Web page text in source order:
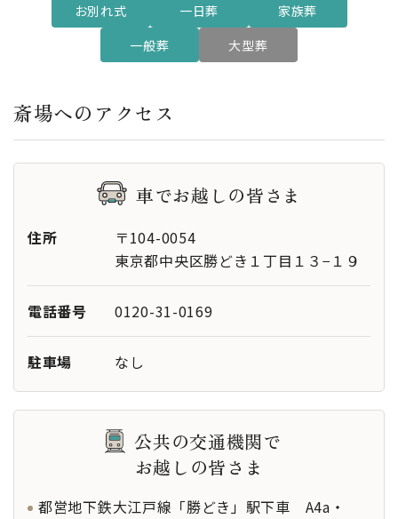
式場 1
その他設
集会室（洋室2部屋）
中央区公営のセレモニーホール、
通称勝どきホールで一日一組の貸
し切りタイプ。
申請者・対象者が中央区民の場合
のみ利用可
お別れ式 一日葬
家族葬
一般葬
大型葬
斎場へのアクセス
車でお越しの皆さま
住所
〒104-0054
東京都中央区勝どき１丁目１３−１９
電話番号 0120-31-0169
駐車場 なし
公共の交通機関で
お越しの皆さま
都営地下鉄大江戸線「勝どき」駅下車 A4a・